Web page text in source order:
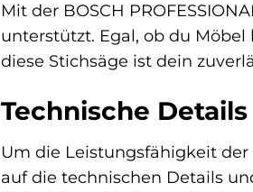
Mit der BOSCH
unterstützt. Egal, ob du
diese Stichsäge ist dein
Technische
Um die Leistungsfähigkeit der
auf die technischen Details